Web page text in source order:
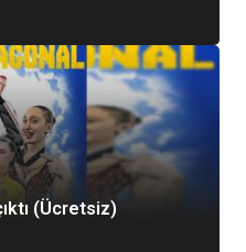
(Ücretsiz)